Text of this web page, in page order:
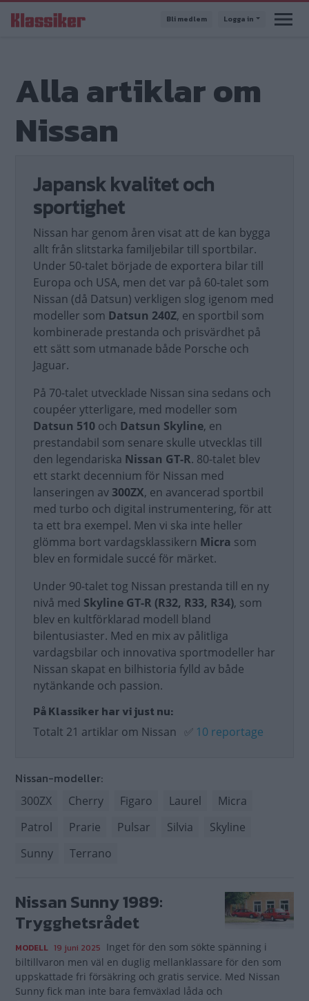
till
Bli medlem Logga in
Alla artiklar om
Nissan
Japansk kvalitet och
sportighet
Nissan har genom åren visat att de kan bygga
allt från slitstarka familjebilar till sportbilar.
Under 50-talet började de exportera bilar till
Europa och USA, men det var på 60-talet som
Nissan (då Datsun) verkligen slog igenom med
modeller som Datsun 240Z, en sportbil som
kombinerade prestanda och prisvärdhet på
ett sätt som utmanade både Porsche och
Jaguar.
På 70-talet utvecklade Nissan sina sedans och
coupéer ytterligare, med modeller som
Datsun 510 och Datsun Skyline, en
prestandabil som senare skulle utvecklas till
den legendariska Nissan GT-R. 80-talet blev
ett starkt decennium för Nissan med
lanseringen av 300ZX, en avancerad sportbil
med turbo och digital instrumentering, för att
ta ett bra exempel. Men vi ska inte heller
glömma bort vardagsklassikern Micra som
blev en formidale succé för märket.
Under 90-talet tog Nissan prestanda till en ny
nivå med Skyline GT-R (R32, R33, R34), som
blev en kultförklarad modell bland
bilentusiaster. Med en mix av pålitliga
vardagsbilar och innovativa sportmodeller har
Nissan skapat en bilhistoria fylld av både
nytänkande och passion.
På Klassiker har vi just nu:
Totalt 21 artiklar om Nissan ✅ 10 reportage
Nissan-modeller:
300ZX Cherry Figaro Laurel
Micra
Patrol
Prarie Pulsar Silvia
Skyline
Sunny
Terrano
Nissan Sunny 1989:
Trygghetsrådet
MODELL 19 juni 2025 Inget för den som sökte spänning i
biltillvaron men väl en duglig mellanklassare för den som
uppskattade fri försäkring och gratis service. Med Nissan
Sunny fick man inte bara femväxlad låda och